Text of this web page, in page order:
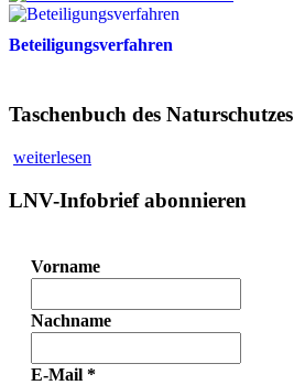
Beteiligungsverfahren
Taschenbuch des Naturschutzes
weiterlesen
LNV-Infobrief abonnieren
Vorname
Nachname
E-Mail *